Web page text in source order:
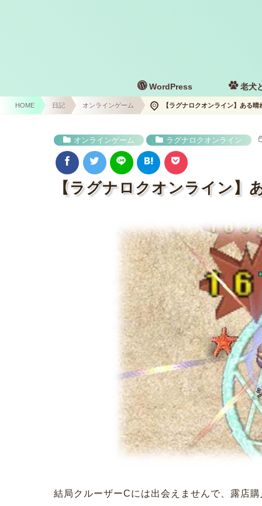
WordPress 老犬
HOME 日記 オンラインゲーム 【ラグナロクオンライン】ある晴
オンラインゲーム ラグナロクオンライン
【ラグナロクオンライン】
結局クルーザーCには出会えませんで、露店